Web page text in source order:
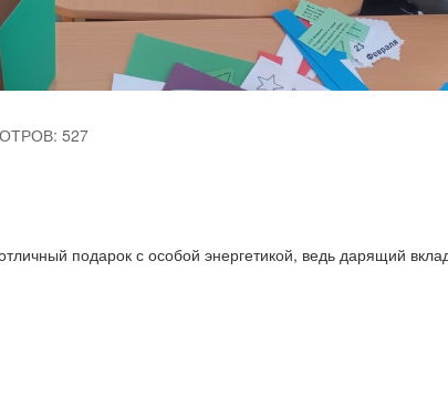
527
подарок с особой энергетикой, ведь дарящий